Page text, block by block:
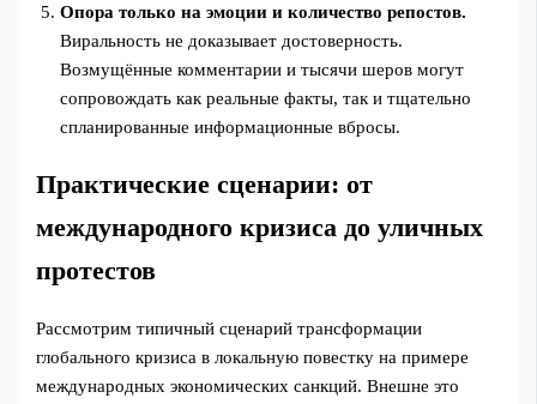
Опора только на эмоции и количество репостов.
Виральность не доказывает достоверность.
Возмущённые комментарии и тысячи шеров могут
сопровождать как реальные факты, так и тщательно
спланированные информационные вбросы.
Практические сценарии: от
международного кризиса до уличных
протестов
Рассмотрим типичный сценарий трансформации
глобального кризиса в локальную повестку на примере
международных экономических санкций. Внешне это